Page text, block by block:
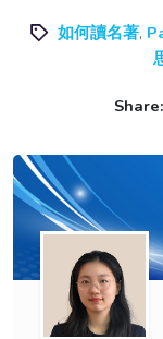
如何讀名著,
Share: